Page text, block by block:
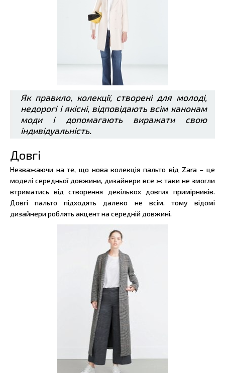
Як правило, колекції, створені для молоді,
недорогі і якісні, відповідають всім канонам
моди і допомагають виражати свою
індивідуальність.
Довгі
Незважаючи на те, що нова колекція пальто від Zara – це
моделі середньої довжини, дизайнери все ж таки не змогли
втриматись від створення декількох довгих примірників.
Довгі пальто підходять далеко не всім, тому відомі
дизайнери роблять акцент на середній довжині.